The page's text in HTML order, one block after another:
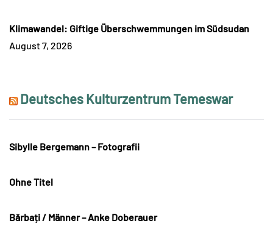
Klimawandel: Giftige Überschwemmungen im Südsudan
August 7, 2026
Deutsches Kulturzentrum Temeswar
Sibylle Bergemann – Fotografii
Ohne Titel
Bărbați / Männer – Anke Doberauer